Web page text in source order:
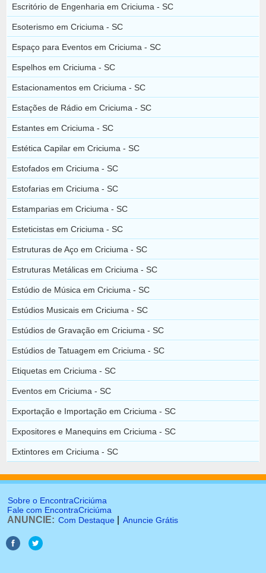
Escritório de Engenharia em Criciuma - SC
Esoterismo em Criciuma - SC
Espaço para Eventos em Criciuma - SC
Espelhos em Criciuma - SC
Estacionamentos em Criciuma - SC
Estações de Rádio em Criciuma - SC
Estantes em Criciuma - SC
Estética Capilar em Criciuma - SC
Estofados em Criciuma - SC
Estofarias em Criciuma - SC
Estamparias em Criciuma - SC
Esteticistas em Criciuma - SC
Estruturas de Aço em Criciuma - SC
Estruturas Metálicas em Criciuma - SC
Estúdio de Música em Criciuma - SC
Estúdios Musicais em Criciuma - SC
Estúdios de Gravação em Criciuma - SC
Estúdios de Tatuagem em Criciuma - SC
Etiquetas em Criciuma - SC
Eventos em Criciuma - SC
Exportação e Importação em Criciuma - SC
Expositores e Manequins em Criciuma - SC
Extintores em Criciuma - SC
Sobre o EncontraCriciúma
Fale com EncontraCriciúma
ANUNCIE: Com Destaque Anuncie Grátis